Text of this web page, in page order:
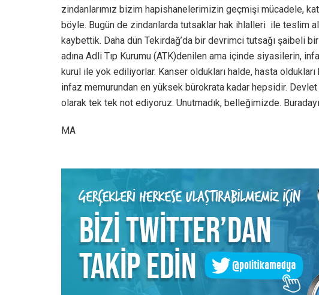
zindanlarımız bizim hapishanelerimizin geçmişi mücadele,
böyle. Bugün de zindanlarda tutsaklar hak ihlalleri ile teslim
kaybettik. Daha dün Tekirdağ’da bir devrimci tutsağı şaibeli
adına Adli Tıp Kurumu (ATK)denilen ama içinde siyasilerin,
kurul ile yok ediliyorlar. Kanser oldukları halde, hasta
infaz memurundan en yüksek bürokrata kadar hepsidir.
olarak tek tek not ediyoruz. Unutmadık, belleğimizde.
MA